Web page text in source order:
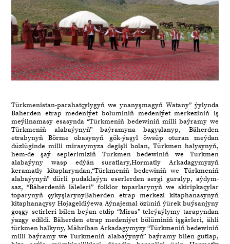
Türkmenistan-parahatçylygyň we ynanyşmagyň Watany” ýylynda
Bäherden etrap medeniýet bölüminiň medeniýet merkeziniň iş
meýilnamasy esasynda “Türkmeniň bedewiniň milli baýramy we
Türkmeniň alabaýynyň” baýramyna bagyşlanyp, Bäherden
etrabynyň Börme obasynyň gök-ýaşyl öwsüp oturan meýdan
düzlüginde milli mirasymyza degişli bolan, Türkmen halysynyň,
hem-de şaý seplerimiziň Türkmen bedewiniň we Türkmen
alabaýyny wasp edýän suratlary,Hormatly Arkadagymyzyň
keramatly kitaplaryndan,“Türkmeniň bedewiniň we Türkmeniň
alabaýynyň” dürli pudaklaýyn eserlerden sergi guralyp, aýdym-
saz, “Bäherdeniň läleleri” folklor toparlarynyň we skiripkaçylar
toparynyň çykyşlarynyBäherden etrap merkezi kitaphanasynyň
kitaphanaçysy Hojageldiýewa Aýnajemal özüniň ýürek buýsanjyny
goşgy setirleri bilen beýan etdip “Miras” teleýaýlymy tarapyndan
ýazgy edildi. Bäherden etrap medeniýet bölüminiň işgärleri, ähli
türkmen halkyny, Mähriban Arkadagymyzy “Türkmeniň bedewiniň
milli baýramy we Türkmeniň alabaýynyň” baýramy bilen gutlap,